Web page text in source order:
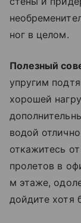
ног в целом.
Полезный
упругим
хорошей
водой
откажитесь
пролетов в
м этаже,
дойдите хотя